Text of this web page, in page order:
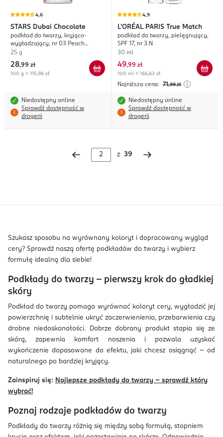
4,6
STARS Dubai Chocolate
podkład do twarzy, kryjąco-
wygładzający, nr 03 Peach
Medium
25 g
28,99 zł
100 g = 115,96 zł
Niedostępny online
Sprawdź dostępność w
drogerii
4,9
L'ORÉAL PARIS True Match
podkład do twarzy, pielęgnujący,
SPF 17, nr 3.N
30 ml
49,99 zł
100 ml = 166,63 zł
Najniższa cena: 71,99 zł
Niedostępny online
Sprawdź dostępność w
drogerii
z 39
Szukasz sposobu na wyrównany koloryt i dopracowany wygląd
cery? Sprawdź naszą ofertę podkładów do twarzy i wybierz
formułę idealną dla siebie!
Podkłady do twarzy – pierwszy krok do gładkiej
skóry
Podkład do twarzy pomaga wyrównać koloryt cery, wygładzić jej
powierzchnię i subtelnie ukryć zaczerwienienia, przebarwienia czy
drobne niedoskonałości. Dobrze dobrany produkt stapia się ze
skórą, zapewnia komfort noszenia i pozwala uzyskać
wykończenie dopasowane do efektu, jaki chcesz osiągnąć – od
naturalnego po bardziej kryjący.
Zainspiruj się: Najlepsze podkłady do twarzy – sprawdź który
wybrać!
Poznaj rodzaje podkładów do twarzy
Podkłady do twarzy różnią się między sobą formułą, stopniem